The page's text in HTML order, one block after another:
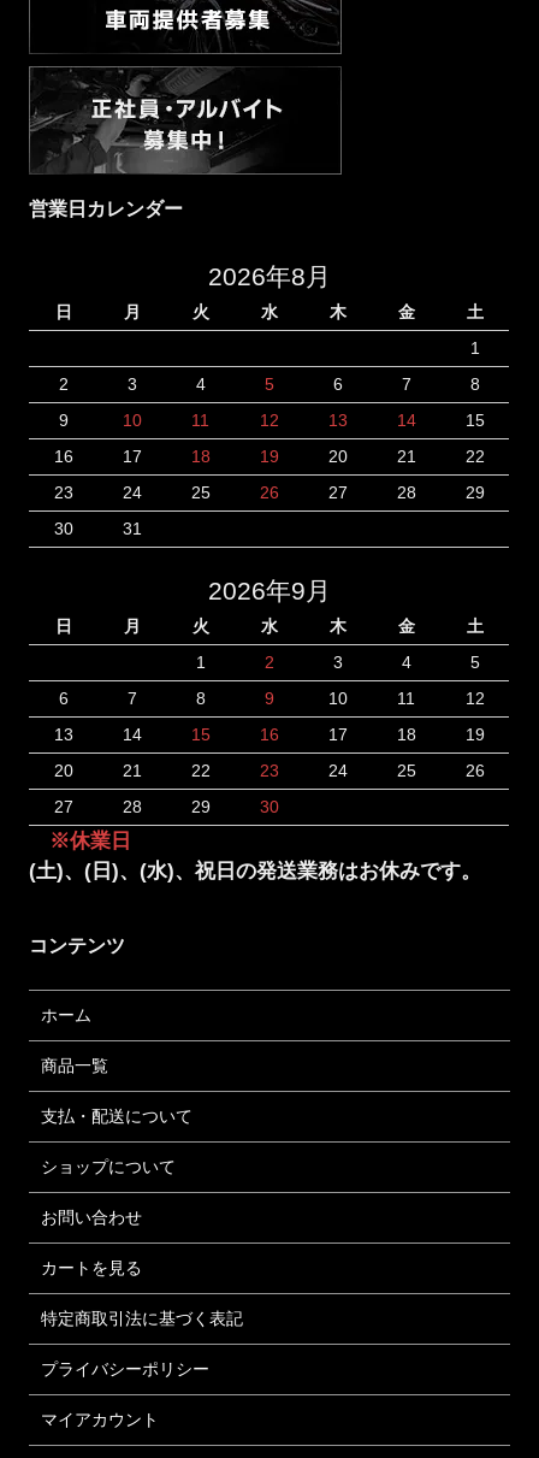
営業日カレンダー
2026年8月
日 月 火 水 木 金
土
1
2
3 4 5 6 7
8
9
10 11 12 13 14
15
16
17 18 19 20 21
22
23
24 25 26 27 28
29
30
31
2026年9月
日 月 火 水 木 金
土
1
2 3 4
5
6
7 8 9 10 11
12
13
14 15 16 17 18
19
20
21 22 23 24 25
26
27
28 29 30
※休業日
(土)、(日)、(水)、祝日の発送業務はお休みです。
コンテンツ
ホーム
商品一覧
支払・配送について
ショップについて
お問い合わせ
カートを見る
特定商取引法に基づく表記
プライバシーポリシー
マイアカウント